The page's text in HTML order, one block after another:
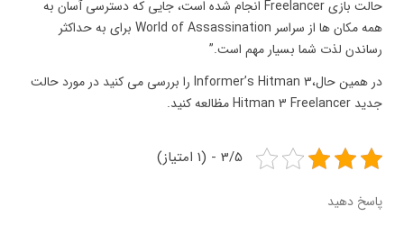
حالت بازی Freelancer انجام شده است، جایی که دسترسی آسان به
همه مکان ها از سراسر World of Assassination برای به حداکثر
رساندن لذت شما بسیار مهم است.”
در همین حال،Informer’s Hitman 3 را بررسی می کنید در مورد حالت
جدید Hitman 3 Freelancer مظالعه کنید.
3/5 - (1 امتیاز)
پاسخ دهید